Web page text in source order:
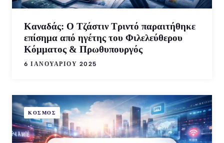
Καναδάς: Ο Τζάστιν Τριντό παραιτήθηκε
επίσημα από ηγέτης του Φιλελεύθερου
Κόμματος & Πρωθυπουργός
6 ΙΑΝΟΥΑΡΊΟΥ 2025
ΚΟΣΜΟΣ